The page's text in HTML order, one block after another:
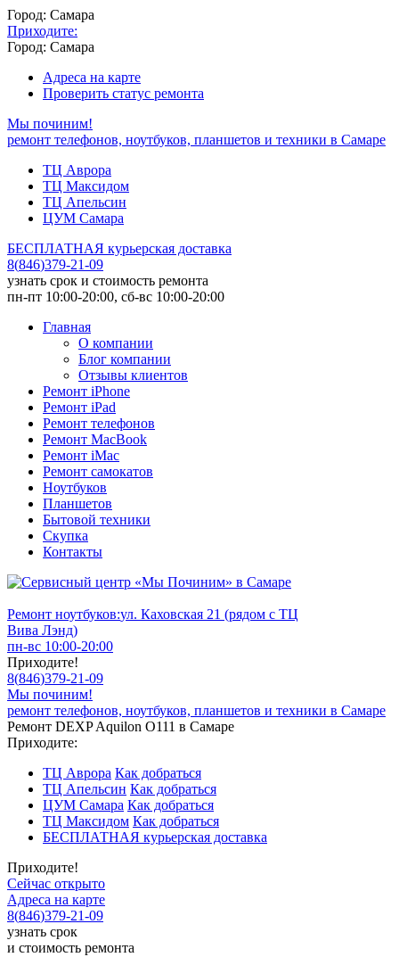
Город: Самара
Приходите:
Город: Самара
Адреса на карте
Проверить статус ремонта
Мы починим!
ремонт телефонов, ноутбуков, планшетов и техники в Самаре
ТЦ Аврора
ТЦ Максидом
ТЦ Апельсин
ЦУМ Самара
БЕСПЛАТНАЯ курьерская доставка
8(846)379-21-09
узнать срок и стоимость ремонта
пн-пт 10:00-20:00, сб-вс 10:00-20:00
Главная
О компании
Блог компании
Отзывы клиентов
Ремонт iPhone
Ремонт iPad
Ремонт телефонов
Ремонт MacBook
Ремонт iMac
Ремонт самокатов
Ноутбуков
Планшетов
Бытовой техники
Скупка
Контакты
Ремонт ноутбуков:ул. Каховская 21 (рядом с ТЦ
Вива Лэнд)
пн-вс 10:00-20:00
Приходите!
8(846)379-21-09
Мы починим!
ремонт телефонов, ноутбуков, планшетов и техники в Самаре
Ремонт DEXP Aquilon O111 в Самаре
Приходите:
ТЦ Аврора Как добраться
ТЦ Апельсин Как добраться
ЦУМ Самара Как добраться
ТЦ Максидом Как добраться
БЕСПЛАТНАЯ курьерская доставка
Приходите!
Сейчас открыто
Адреса на карте
8(846)379-21-09
узнать срок
и стоимость ремонта